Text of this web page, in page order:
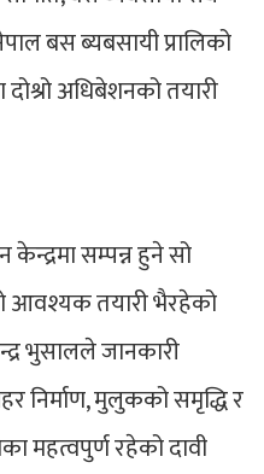
बस ब्यबसायी प्रालिको
अधिबेशनको तयारी
सम्पन्न हुने सो
आवश्यक तयारी भैरहेको
भुसालले जानकारी
निर्माण, मुलुकको समृद्धि र
महत्वपुर्ण रहेको दावी